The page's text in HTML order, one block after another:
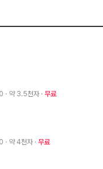
· 약 3.5천자 무료
· 약 4천자 무료